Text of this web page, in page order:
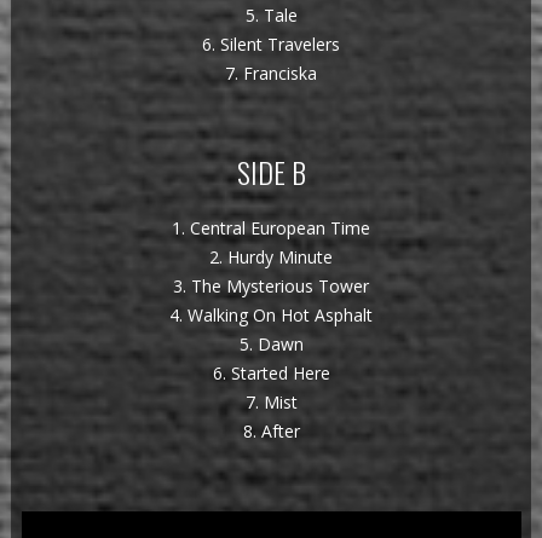
5. Tale
6. Silent Travelers
7. Franciska
SIDE B
1. Central European Time
2. Hurdy Minute
3. The Mysterious Tower
4. Walking On Hot Asphalt
5. Dawn
6. Started Here
7. Mist
8. After